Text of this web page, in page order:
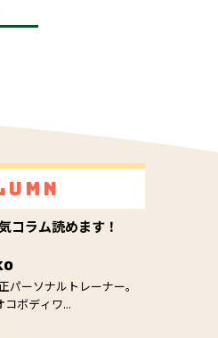
コラム読めます！
パーソナルトレーナー。
コボディワ...